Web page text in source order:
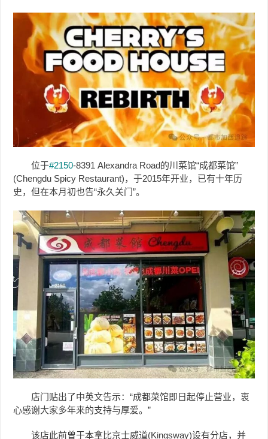
位于#2150-8391 Alexandra Road的川菜馆“成都菜馆”
(Chengdu Spicy Restaurant)，于2015年开业，已有十年历
史，但在本月初也告“永久关门”。
店门贴出了中英文告示：“成都菜馆即日起停止营业，衷
心感谢大家多年来的支持与厚爱。”
该店此前曾于本拿比京士威道(Kingsway)设有分店，并